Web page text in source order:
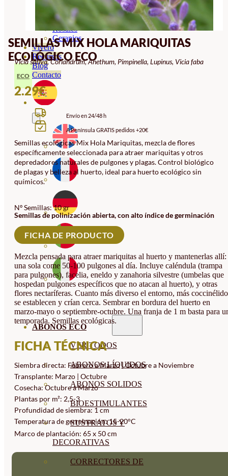
Ornamentales
Hortensias
Rosales
Geranios
Vivero
Recursos
Blog
Contacto
ABONOS ECO
VER TODOS
ABONOS LÍQUIDOS
ABONOS SOLIDOS
BIOESTIMULANTES
SUSTRATOS Y
DECORATIVAS
CORRECTORES DE
SEMILLAS MIX HOLA MARIQUITAS
ECOLÓGICO ECO
Vicia sativa, Coriandrum, Anethum, Pimpinella, Lupinus, Vicia faba
ECO
2.29€
Envío en 24/48 h
A Península GRATIS pedidos +20€
Semillas ecológicas Mix Hola Mariquitas, mezcla de flores
específicamente seleccionada para atraer mariquitas y otros
depredadores naturales de pulgones y plagas. Control biológico
de plagas y belleza al huerto, ideal para huerto ecológico sin
químicos.
Nº Semillas: 10 gr
Semillas de polinización abierta, con alto índice de germinación
FICHA DE PRODUCTO
Mezcla pensada para atraer mariquitas al huerto y mantenerlas allí:
una sola come 50-100 pulgones al día. Incluye caléndula (trampa
para pulgones), facelia, eneldo y zanahoria silvestre (umbelas que
hospedan pulgones específicos que no atacan al huerto), y otras
flores nectaríferas. Cuanto más diverso el entorno, más
se establecen y crían cerca. Sembrar en bordura del huerto en
marzo-mayo o septiembre-octubre. Una franja de 1 m basta para
temporada. Semillas ecológicas.
FICHA TÉCNICA
Siembra directa: Febrero a Marzo | Octubre a Noviembre
Transplante: Marzo | Octubre
Cosecha: Octubre a Marzo
Plantas por m²: 2,5-3
Profundidad de siembra: 1 cm
Temperatura de germinación: 15-20°C
Marco de plantación: 65 x 50 cm